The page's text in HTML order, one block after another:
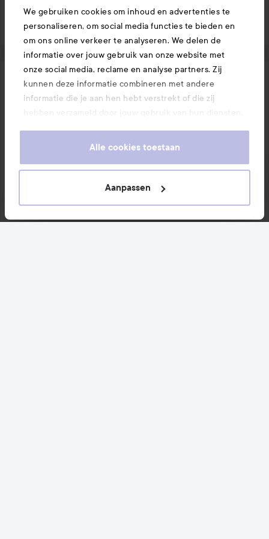
We gebruiken cookies om inhoud en advertenties te
personaliseren, om social media functies te bieden en
om ons online verkeer te analyseren. We delen de
informatie over jouw gebruik van onze website met
onze social media, reclame en analyse partners. Zij
kunnen deze informatie combineren met andere
informatie die je aan hen hebt verstrekt of die zij
hebben verzameld door jouw gebruik van hun diensten.
website te blijven gebruiken. Voor meer informatie over
je graag door naar ons cookiebeleid.
Alle cookies toestaan
Aanpassen
1005 keer bekeken
Log in om een reactie achter te laten
Frøya
3 maanden geleden
Het bericht is gemaakt 3 maanden geleden
van
Tan drops in nieuw formaat
Deze is 10/10
Vertaald uit het noors
1 PRODUCT IN POST TAN DROPS IN NIEUW FORMAAT